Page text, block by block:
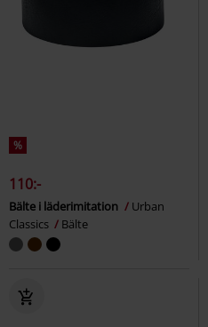
%
110:-
Bälte i läderimitation
Urban
Classics
Bälte